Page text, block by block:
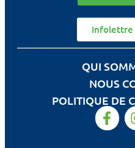
Infolettre
QUI
NOUS
POLITIQUE DE